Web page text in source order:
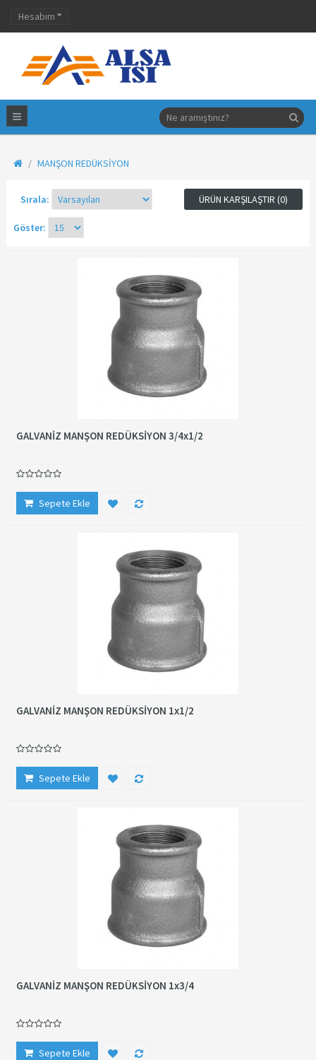
Hesabım
MANŞON REDÜKSIYON
ÜRÜN KARŞILAŞTIR (0)
Sırala:
Göster:
GALVANİZ MANŞON REDÜKSİYON 3/4x1/2
Sepete Ekle
GALVANİZ MANŞON REDÜKSİYON 1x1/2
Sepete Ekle
GALVANİZ MANŞON REDÜKSİYON 1x3/4
Sepete Ekle